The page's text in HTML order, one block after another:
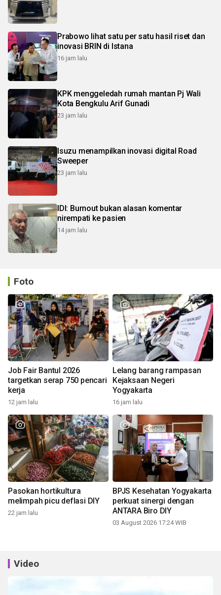
Prabowo lihat satu per satu hasil riset dan
inovasi BRIN di Istana
16 jam lalu
KPK menggeledah rumah mantan Pj Wali
Kota Bengkulu Arif Gunadi
23 jam lalu
Isuzu menampilkan inovasi digital Road
Sweeper
23 jam lalu
IDI: Burnout bukan alasan komentar
nirempati ke pasien
14 jam lalu
Foto
Job Fair Bantul 2026
targetkan serap 750 pencari
kerja
12 jam lalu
Lelang barang rampasan
Kejaksaan Negeri
Yogyakarta
16 jam lalu
Pasokan hortikultura
melimpah picu deflasi DIY
22 jam lalu
BPJS Kesehatan Yogyakarta
perkuat sinergi dengan
ANTARA Biro DIY
03 August 2026 17:24 WIB
Video